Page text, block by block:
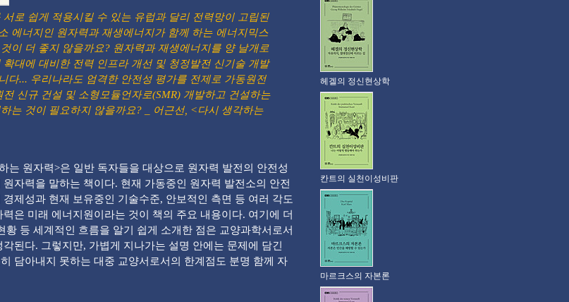
서로 쉽게 적용시킬 수 있는 유럽과 달리 전력망이 고립된
에너지인 원자력과 재생에너지가 함께 하는 에너지믹스
이 더 좋지 않을까요? 원자력과 재생에너지를 양 날개로
확대에 대비한 전력 인프라 개선 및 청정발전 신기술 개발
다... 우리나라도 엄격한 안전성 평가를 전제로 가동원전
전 신규 건설 및 소형모듈언자로(SMR) 개발하고 건설하는
는 것이 필요하지 않을까요? _ 어근선, <다시 생각하는
는 원자력>은 일반 독자들을 대상으로 원자력 발전의 안전성
자력을 말하는 책이다. 현재 가동중인 원자력 발전소의 안전
제성과 현재 보유중인 기술수준, 안보적인 측면 등 여러 각도
은 미래 에너지원이라는 것이 책의 주요 내용이다. 여기에 더
황 등 세계적인 흐름을 알기 쉽게 소개한 점은 교양과학서로서
된다. 그렇지만, 가볍게 지나가는 설명 안에는 문제에 담긴
담아내지 못하는 대중 교양서로서의 한계점도 분명 함께 자
헤겔의 정신현상학
칸트의 실천이성비판
마르크스의 자본론